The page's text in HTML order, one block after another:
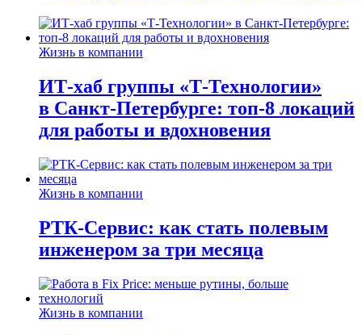
Жизнь в компании
ИТ-хаб группы «Т-Технологии»
в Санкт-Петербурге: топ-8 локаций
для работы и вдохновения
Жизнь в компании
РТК-Сервис: как стать полевым
инженером за три месяца
Жизнь в компании